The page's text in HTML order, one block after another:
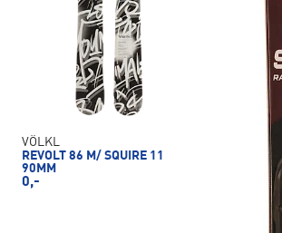
VÖLKL
REVOLT 86 M/ SQUIRE 11
90MM
0,-